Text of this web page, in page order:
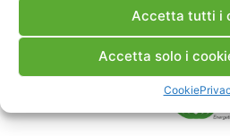
Accetta tutti i
Accetta solo i
Cookie